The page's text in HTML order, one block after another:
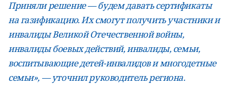
Приняли решение — будем давать сертификаты
на газификацию. Их смогут получить участники и
инвалиды Великой Отечественной войны,
инвалиды боевых действий, инвалиды, семьи,
воспитывающие детей-инвалидов и многодетные
семьи», — уточнил руководитель региона.